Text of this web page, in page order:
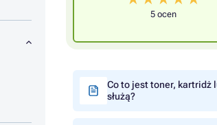
5 ocen
Co to jest toner, kartridż
służą?